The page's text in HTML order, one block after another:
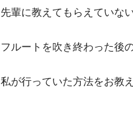
先輩に教えてもらえていな
フルートを吹き終わった後
私が行っていた方法をお教